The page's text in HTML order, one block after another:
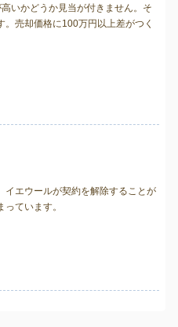
いかどうか見当が付きません。そ
売却価格に100万円以上差がつく
イエウールが契約を解除することが
っています。